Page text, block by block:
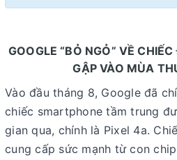
GOOGLE “BỎ NGỎ” VỀ
GẬP VÀO MÙA
Vào đầu tháng 8, Google đã
chiếc smartphone tầm trung
gian qua, chính là Pixel 4a.
cung cấp sức mạnh từ con